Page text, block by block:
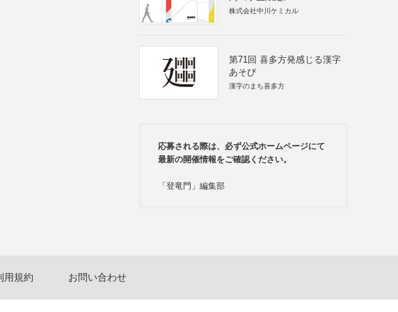
株式会社中川ケミカル
第71回 喜多方発感じる漢字
あそび
漢字のまち喜多方
応募される際は、必ず公式ホームページにて
最新の開催情報をご確認ください。
「登竜門」編集部
用規約 お問い合わせ